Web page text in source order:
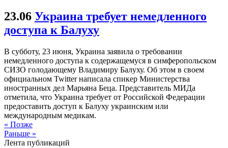
23.06 Украина требует немедленного
доступа к Балуху
В субботу, 23 июня, Украина заявила о требовании
немедленного доступа к содержащемуся в симферопольском
СИЗО голодающему Владимиру Балуху. Об этом в своем
официальном Twitter написала спикер Министерства
иностранных дел Марьяна Беца. Представитель МИДа
отметила, что Украина требует от Российской Федерации
предоставить доступ к Балуху украинским или
международным медикам.
« Позже
Раньше »
Лента публикаций